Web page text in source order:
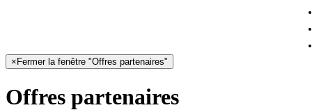
× Fermer la fenêtre "Offres partenaires"
Offres partenaires